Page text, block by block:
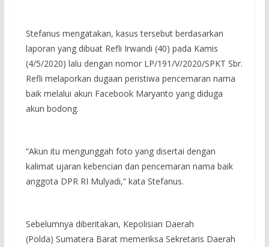
Stefanus mengatakan, kasus tersebut berdasarkan
laporan yang dibuat Refli Irwandi (40) pada Kamis
(4/5/2020) lalu dengan nomor LP/191/V/2020/SPKT Sbr.
Refli melaporkan dugaan peristiwa pencemaran nama
baik melalui akun Facebook Maryanto yang diduga
akun bodong.
“Akun itu mengunggah foto yang disertai dengan
kalimat ujaran kebencian dan pencemaran nama baik
anggota DPR RI Mulyadi,” kata Stefanus.
Sebelumnya diberitakan, Kepolisian Daerah
(Polda) Sumatera Barat memeriksa Sekretaris Daerah